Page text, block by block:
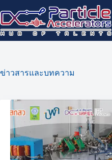
to
content
ข่าวสารและบทความ